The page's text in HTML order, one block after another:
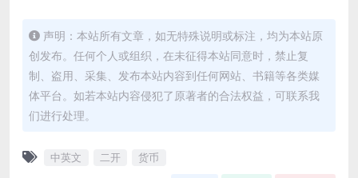
声明：本站所有文章，如无特殊说明或标注，均为本站原
创发布。任何个人或组织，在未征得本站同意时，禁止复
制、盗用、采集、发布本站内容到任何网站、书籍等各类媒
体平台。如若本站内容侵犯了原著者的合法权益，可联系我
们进行处理。
中英文 二开 货币